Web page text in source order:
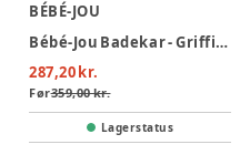
BÉBÉ-JOU
Bébé-Jou Badekar - Griffin Grey
287,20 kr.
Før359,00 kr.
Lagerstatus